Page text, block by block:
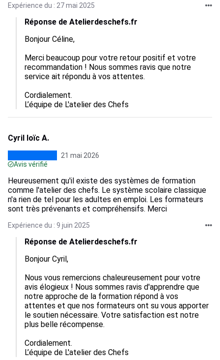
Expérience du : 27 mai 2025
Réponse de Atelierdeschefs.fr
Bonjour Céline,
Merci beaucoup pour votre retour positif et votre
recommandation ! Nous sommes ravis que notre
service ait répondu à vos attentes.
Cordialement.
L’équipe de L'atelier des Chefs
Cyril loïc A.
21 mai 2026
Avis vérifié
Heureusement qu'il existe des systèmes de formation
comme l'atelier des chefs. Le système scolaire classique
n'a rien de tel pour les adultes en emploi. Les formateurs
sont très prévenants et compréhensifs. Merci
Expérience du : 9 juin 2025
Réponse de Atelierdeschefs.fr
Bonjour Cyril,
Nous vous remercions chaleureusement pour votre
avis élogieux ! Nous sommes ravis d'apprendre que
notre approche de la formation répond à vos
attentes et que nos formateurs ont su vous apporter
le soutien nécessaire. Votre satisfaction est notre
plus belle récompense.
Cordialement.
L’équipe de L'atelier des Chefs